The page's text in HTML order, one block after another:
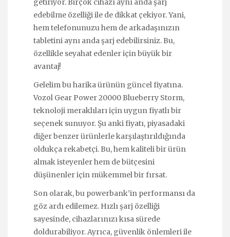
edebilme özelliği ile de dikkat çekiyor. Yani,
hem telefonunuzu hem de arkadaşınızın
tabletini aynı anda şarj edebilirsiniz. Bu,
özellikle seyahat edenler için büyük bir
avantaj!
Gelelim bu harika ürünün güncel fiyatına.
Vozol Gear Power 20000 Blueberry Storm,
teknoloji meraklıları için uygun fiyatlı bir
seçenek sunuyor. Şu anki fiyatı, piyasadaki
diğer benzer ürünlerle karşılaştırıldığında
oldukça rekabetçi. Bu, hem kaliteli bir ürün
almak isteyenler hem de bütçesini
düşünenler için mükemmel bir fırsat.
Son olarak, bu powerbank’in performansı da
göz ardı edilemez. Hızlı şarj özelliği
sayesinde, cihazlarınızı kısa sürede
doldurabiliyor. Ayrıca, güvenlik önlemleri ile